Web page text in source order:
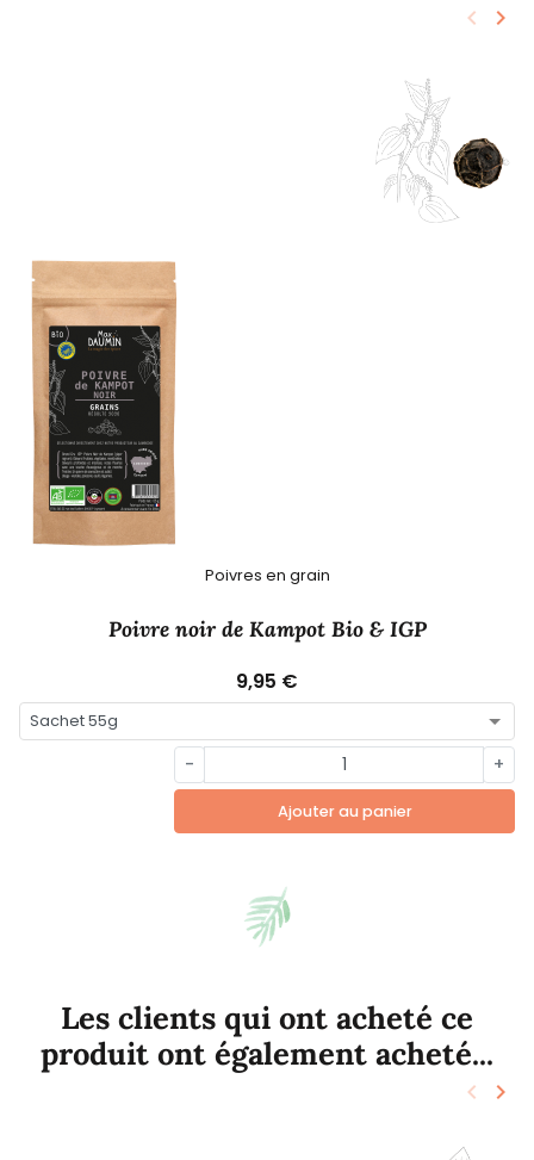
keyboard_arrow_left keyboard_arrow_right
Poivres en grain
Poivre noir de Kampot Bio & IGP
9,95 €
- +
Ajouter au panier
Les clients qui ont acheté ce
produit ont également acheté...
keyboard_arrow_left keyboard_arrow_right